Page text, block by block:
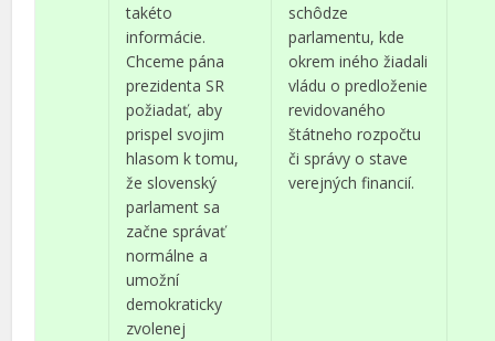
takéto
informácie.
Chceme pána
prezidenta SR
požiadať, aby
prispel svojim
hlasom k tomu,
že slovenský
parlament sa
začne správať
normálne a
umožní
demokraticky
zvolenej
schôdze
parlamentu, kde
okrem iného žiadali
vládu o predloženie
revidovaného
štátneho rozpočtu
či správy o stave
verejných financií.